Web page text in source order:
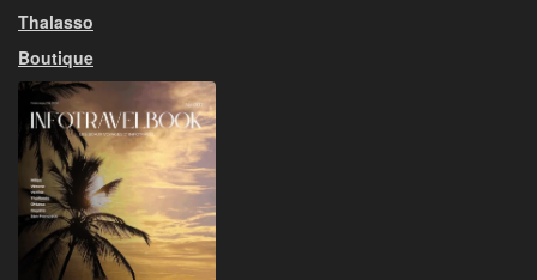
Thalasso
Boutique